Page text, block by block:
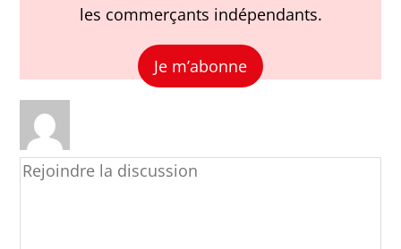
les commerçants indépendants.
Je m’abonne